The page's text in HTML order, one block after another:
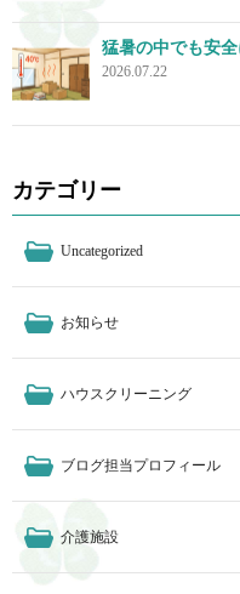
猛暑の中でも安
2026.07.22
カテゴリー
Uncategorized
お知らせ
ハウスクリーニング
ブログ担当プロフィール
介護施設